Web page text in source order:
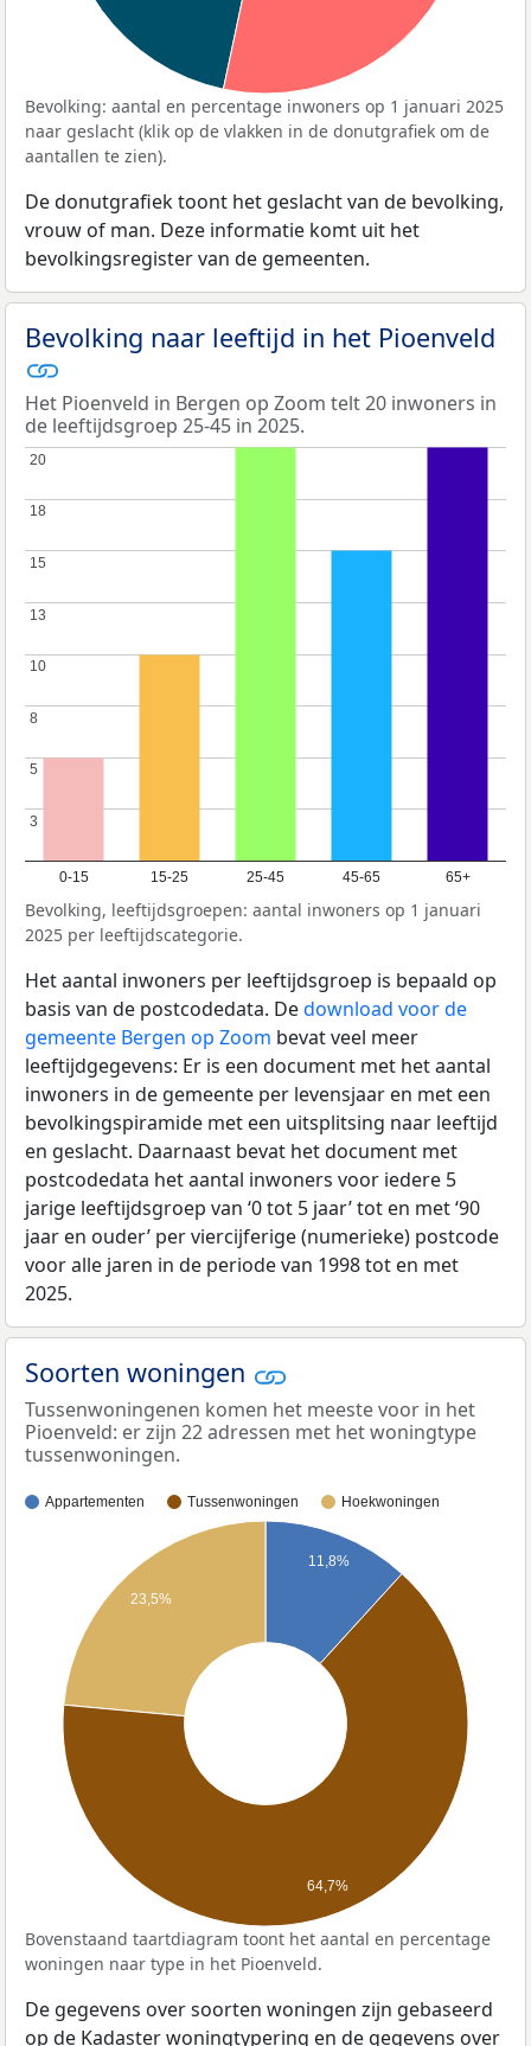
Bevolking: aantal en percentage inwoners op 1 januari 2025
naar geslacht (klik op de vlakken in de donutgrafiek om de
aantallen te zien).
De donutgrafiek toont het geslacht van de bevolking,
vrouw of man. Deze informatie komt uit het
bevolkingsregister van de gemeenten.
Bevolking naar leeftijd in het Pioenveld
Het Pioenveld in Bergen op Zoom telt 20 inwoners in
de leeftijdsgroep 25-45 in 2025.
0-15 15-25 25-45 45-65 65+
3
3
5
5
8
8
10
10
13
13
15
15
18
18
20
20
Bevolking, leeftijdsgroepen: aantal inwoners op 1 januari
2025 per leeftijdscategorie.
Het aantal inwoners per leeftijdsgroep is bepaald op
basis van de postcodedata. Dedownload voor de
gemeente Bergen op Zoom bevat veel meer
leeftijdgegevens: Er is een document met het aantal
inwoners in de gemeente per levensjaar en met een
bevolkingspiramide met een uitsplitsing naar leeftijd
en geslacht. Daarnaast bevat het document met
postcodedata het aantal inwoners voor iedere 5
jarige leeftijdsgroep van ‘0 tot 5 jaar’ tot en met ‘90
jaar en ouder’ per viercijferige (numerieke) postcode
voor alle jaren in de periode van 1998 tot en met
2025.
Soorten woningen
Tussenwoningenen komen het meeste voor in het
Pioenveld: er zijn 22 adressen met het woningtype
tussenwoningen.
Appartementen Tussenwoningen Hoekwoningen
11,8%
23,5%
64,7%
Bovenstaand taartdiagram toont het aantal en percentage
woningen naar type in het Pioenveld.
De gegevens over soorten woningen zijn gebaseerd
op de Kadaster woningtypering en de gegevens over